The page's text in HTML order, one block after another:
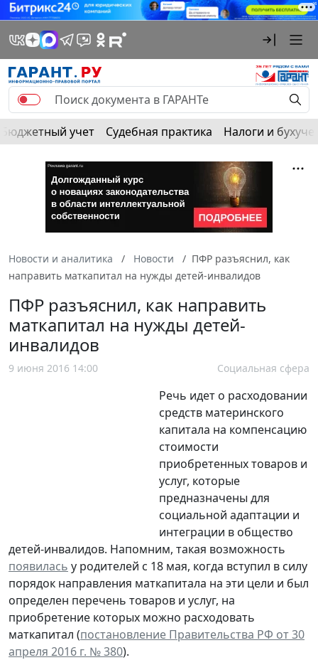
Бюджетный учет Судебная практика Налоги и
Новости и аналитика Новости
ПФР разъяснил, как
направить маткапитал на нужды детей-инвалидов
ПФР разъяснил, как направить
маткапитал на нужды детей-
инвалидов
9 июня 2016 14:00 Социальная сфера
Речь идет о расходовании
средств материнского
капитала на компенсацию
стоимости
приобретенных товаров и
услуг, которые
предназначены для
социальной адаптации и
интеграции в общество
детей-инвалидов. Напомним, такая возможность
появилась у родителей с 18 мая, когда вступил в силу
порядок направления маткапитала на эти цели и был
определен перечень товаров и услуг, на
приобретение которых можно расходовать
маткапитал (постановление Правительства РФ от 30
апреля 2016 г. № 380).